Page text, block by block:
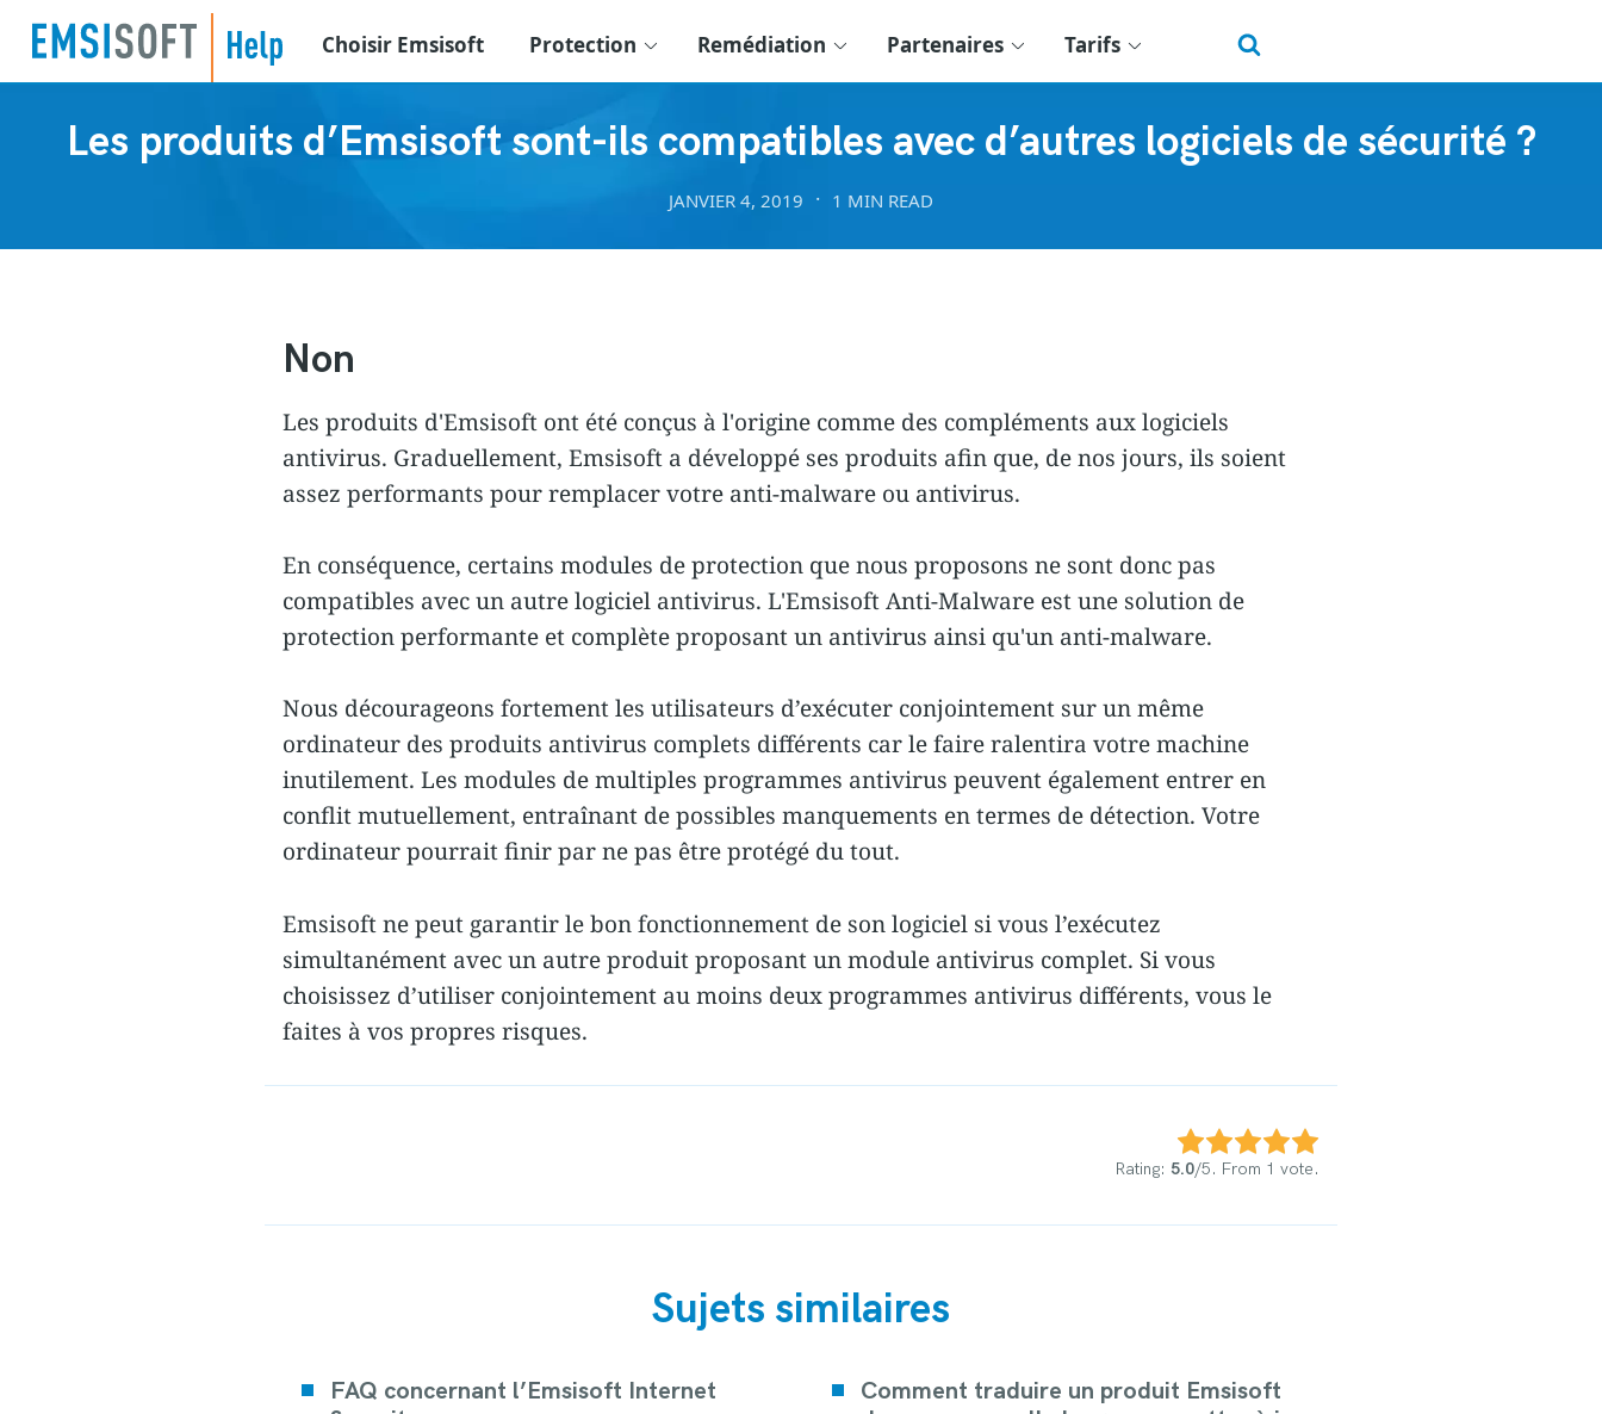
Choisir Emsisoft Protection Remédiation Partenaires Tarifs
Les produits d’Emsisoft sont-ils compatibles avec d’autres logiciels de sécurité ?
JANVIER 4, 2019 1 MIN READ
Non
Les produits d'Emsisoft ont été conçus à l'origine comme des compléments aux logiciels
antivirus. Graduellement, Emsisoft a développé ses produits afin que, de nos jours, ils soient
assez performants pour remplacer votre anti-malware ou antivirus.
En conséquence, certains modules de protection que nous proposons ne sont donc pas
compatibles avec un autre logiciel antivirus. L'Emsisoft Anti-Malware est une solution de
protection performante et complète proposant un antivirus ainsi qu'un anti-malware.
Nous décourageons fortement les utilisateurs d’exécuter conjointement sur un même
ordinateur des produits antivirus complets différents car le faire ralentira votre machine
inutilement. Les modules de multiples programmes antivirus peuvent également entrer en
conflit mutuellement, entraînant de possibles manquements en termes de détection. Votre
ordinateur pourrait finir par ne pas être protégé du tout.
Emsisoft ne peut garantir le bon fonctionnement de son logiciel si vous l’exécutez
simultanément avec un autre produit proposant un module antivirus complet. Si vous
choisissez d’utiliser conjointement au moins deux programmes antivirus différents, vous le
faites à vos propres risques.
Rating: 5.0/5. From 1 vote.
Sujets similaires
FAQ concernant l’Emsisoft Internet
Comment traduire un produit Emsisoft